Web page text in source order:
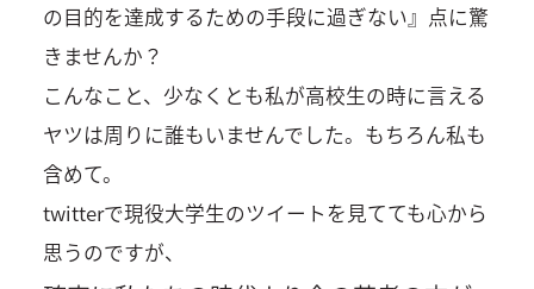
の目的を達成するための手段に過ぎない』点に驚
きませんか？
こんなこと、少なくとも私が高校生の時に言える
ヤツは周りに誰もいませんでした。もちろん私も
含めて。
twitterで現役大学生のツイートを見てても心から
思うのですが、